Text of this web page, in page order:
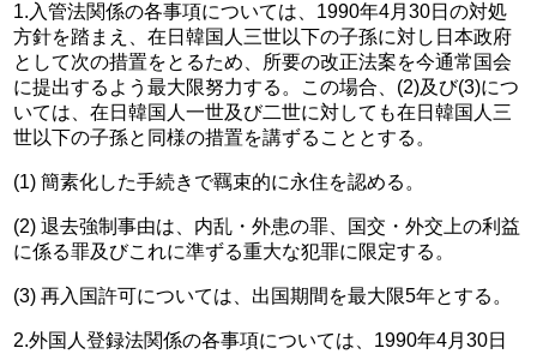
1.入管法関係の各事項については、1990年4月30日の対処
方針を踏まえ、在日韓国人三世以下の子孫に対し日本政府
として次の措置をとるため、所要の改正法案を今通常国会
に提出するよう最大限努力する。この場合、(2)及び(3)につ
いては、在日韓国人一世及び二世に対しても在日韓国人三
世以下の子孫と同様の措置を講ずることとする。
(1) 簡素化した手続きで羈束的に永住を認める。
(2) 退去強制事由は、内乱・外患の罪、国交・外交上の利益
に係る罪及びこれに準ずる重大な犯罪に限定する。
(3) 再入国許可については、出国期間を最大限5年とする。
2.外国人登録法関係の各事項については、1990年4月30日